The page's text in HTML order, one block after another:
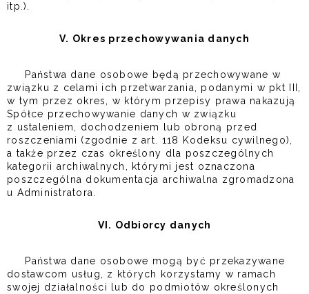
itp.).
V. Okres przechowywania danych
Państwa dane osobowe będą przechowywane w
związku z celami ich przetwarzania, podanymi w pkt III,
w tym przez okres, w którym przepisy prawa nakazują
Spółce przechowywanie danych w związku
z ustaleniem, dochodzeniem lub obroną przed
roszczeniami (zgodnie z art. 118 Kodeksu cywilnego),
a także przez czas określony dla poszczególnych
kategorii archiwalnych, którymi jest oznaczona
poszczególna dokumentacja archiwalna zgromadzona
u Administratora.
VI. Odbiorcy danych
Państwa dane osobowe mogą być przekazywane
dostawcom usług, z których korzystamy w ramach
swojej działalności lub do podmiotów określonych